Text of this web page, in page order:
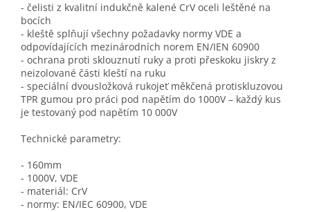
- čelisti z kvalitní indukčně kalené CrV oceli leštěné na
bocích
- kleště splňují všechny požadavky normy VDE a
odpovídajících mezinárodních norem EN/IEN 60900
- ochrana proti sklouznutí ruky a proti přeskoku jiskry z
neizolované části kleští na ruku
- speciální dvousložková rukojeť měkčená protiskluzovou
TPR gumou pro práci pod napětím do 1000V – každý kus
je testovaný pod napětím 10 000V
Technické parametry:
- 160mm
- 1000V, VDE
- materiál: CrV
- normy: EN/IEC 60900, VDE